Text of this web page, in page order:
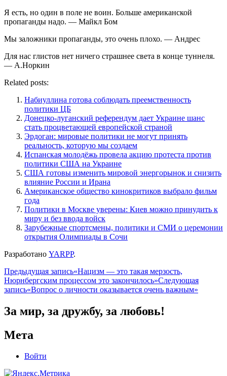
Я есть, но один в поле не воин. Больше американской
пропаганды надо. — Майкл Бом
Мы заложники пропаганды, это очень плохо. — Андрес
Для нас глистов нет ничего страшнее света в конце туннеля.
— А.Норкин
Related posts:
Набиуллина готова соблюдать преемственность
политики ЦБ
Донецко-луганский референдум дает Украине шанс
стать процветающей европейской страной
Эрдоган: мировые политики не могут принять
реальность, которую мы создаем
Испанская молодёжь провела акцию протеста против
политики США на Украине
США готовы изменить мировой энергорынок и снизить
влияние России и Ирана
Американское общество кинокритиков выбрало фильм
года
Политики в Москве уверены: Киев можно принудить к
миру и без ввода войск
Зарубежные спортсмены, политики и СМИ о церемонии
открытия Олимпиады в Сочи
Разработано YARPP.
Навигация
по
Предыдущая запись«Нацизм — это такая мерзость,
Нюрнбергским процессом это закончилось»Следующая
запись«Вопрос о личности оказывается очень важным»
За мир, за дружбу, за любовь!
Мета
Войти